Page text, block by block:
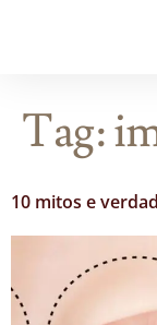
Tag:
10 mitos e